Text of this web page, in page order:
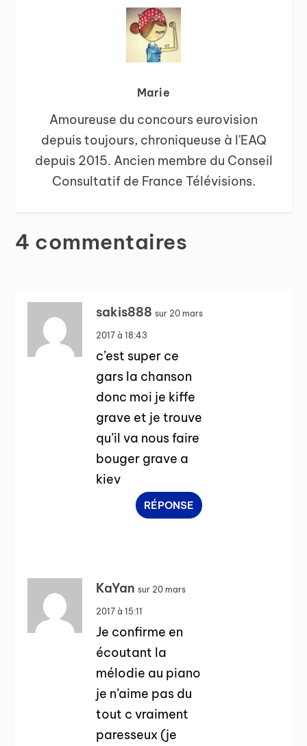
Marie
Amoureuse du concours eurovision
depuis toujours, chroniqueuse à l'EAQ
depuis 2015. Ancien membre du Conseil
Consultatif de France Télévisions.
4 commentaires
sakis888 sur 20 mars
2017 à 18:43
c’est super ce
gars la chanson
donc moi je kiffe
grave et je trouve
qu’il va nous faire
bouger grave a
kiev
RÉPONSE
KaYan sur 20 mars
2017 à 15:11
Je confirme en
écoutant la
mélodie au piano
je n’aime pas du
tout c vraiment
paresseux (je